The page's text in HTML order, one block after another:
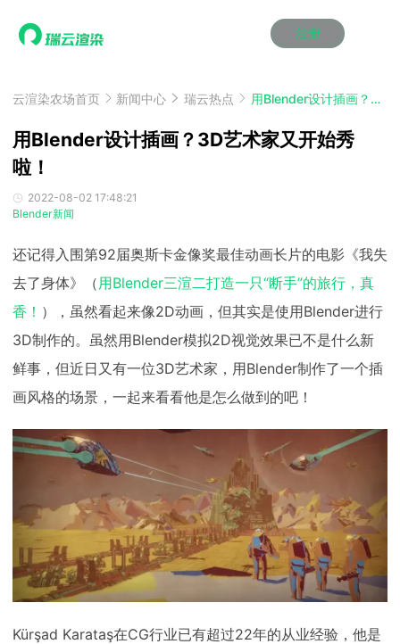
注册
效果图渲染
云制作
瑞兔百宝箱
效果图渲染
云制作
瑞兔百宝箱
效果图渲染
云制作
瑞兔百宝箱
效果图渲染
云制作
瑞兔百宝箱
效果图渲染
云制作
瑞兔百宝箱
效果图渲染
云制作
瑞兔百宝箱
解决方案
3ds Max云渲染方案
Blender 云渲染方案
Maya AI渲染方案
3ds Max云渲染方案
Blender 云渲染方案
Maya AI渲染方案
3ds Max云渲染方案
Blender 云渲染方案
Maya AI渲染方案
3ds Max云渲染方案
Blender 云渲染方案
Maya AI渲染方案
3ds Max云渲染方案
Blender 云渲染方案
Maya AI渲染方案
3ds Max云渲染方案
Blender 云渲染方案
Maya AI渲染方案
价格
动画价格
云制作价格
动画价格
云制作价格
动画价格
云制作价格
动画价格
云制作价格
动画价格
云制作价格
动画价格
云制作价格
案例
资讯&赛事
新闻资讯
渲染大赛
泛CG交流会
新闻资讯
渲染大赛
泛CG交流会
新闻资讯
渲染大赛
泛CG交流会
新闻资讯
渲染大赛
泛CG交流会
新闻资讯
渲染大赛
泛CG交流会
新闻资讯
渲染大赛
泛CG交流会
特惠专区
青云平台
教育优惠
青云平台
教育优惠
青云平台
教育优惠
青云平台
教育优惠
青云平台
教育优惠
青云平台
教育优惠
关于我们
动画客户端
效果图客户端
动画客户端
效果图客户端
动画客户端
效果图客户端
动画客户端
效果图客户端
动画客户端
效果图客户端
动画客户端
效果图客户端
帮助/教程
登录
云渲染农场首页 新闻中心 瑞云热点 用Blender设计插画？3D艺术家又开始秀啦！
用Blender设计插画？3D艺术家又开始秀
啦！
2022-08-02 17:48:21
Blender新闻
还记得入围第92届奥斯卡金像奖最佳动画长片的电影《我失
去了身体》（用Blender三渲二打造一只“断手”的旅行，真
香！ ），虽然看起来像2D动画，但其实是使用Blender进行
3D制作的。虽然用Blender模拟2D视觉效果已不是什么新
鲜事，但近日又有一位3D艺术家，用Blender制作了一个插
画风格的场景，一起来看看他是怎么做到的吧！
Kürşad Karataş在CG行业已有超过22年的从业经验，他是